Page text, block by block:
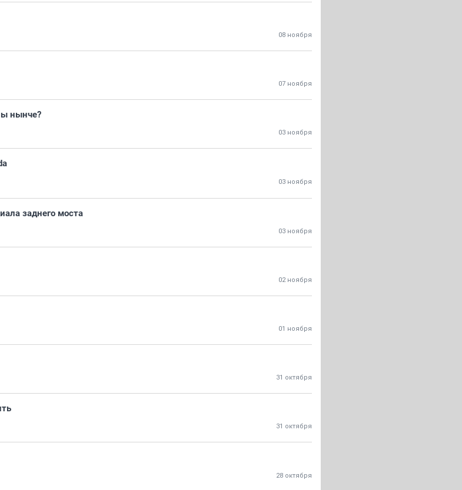
08 ноября
07 ноября
нынче?
03 ноября
03 ноября
заднего моста
03 ноября
02 ноября
01 ноября
31 октября
31 октября
28 октября